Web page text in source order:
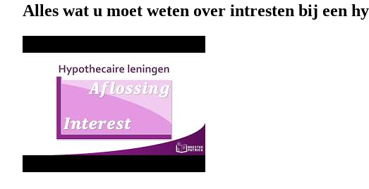
Alles wat u moet weten over intresten bij een